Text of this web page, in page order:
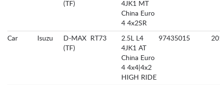
(TF)
4JK1 MT
China Euro
4 4x2SR
Car Isuzu
D-MAX
(TF)
RT73
2.5L L4
4JK1 AT
China Euro
4 4x4|4x2
HIGH RIDE
97435015